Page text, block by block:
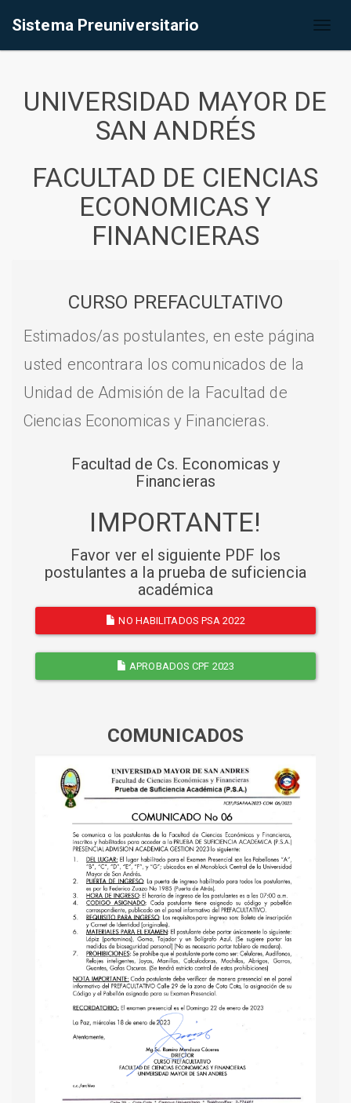
Sistema Preuniversitario
UNIVERSIDAD MAYOR DE
SAN ANDRÉS
FACULTAD DE CIENCIAS
ECONOMICAS Y
FINANCIERAS
CURSO PREFACULTATIVO
Estimados/as postulantes, en este página
usted encontrara los comunicados de la
Unidad de Admisión de la Facultad de
Ciencias Economicas y Financieras.
Facultad de Cs. Economicas y
Financieras
IMPORTANTE!
Favor ver el siguiente PDF los
postulantes a la prueba de suficiencia
académica
NO HABILITADOS PSA 2022
APROBADOS CPF 2023
COMUNICADOS